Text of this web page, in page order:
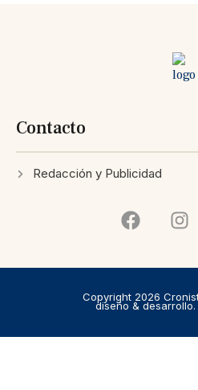
Contacto
Redacción y Publicidad
Copyright 2026
diseño &